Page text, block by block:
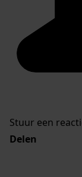
Stuur een
Delen